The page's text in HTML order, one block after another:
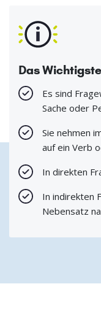
Das
Es sind
Sache oder
Sie nehmen
auf ein Verb
In direkten
In indirekten
Nebensatz